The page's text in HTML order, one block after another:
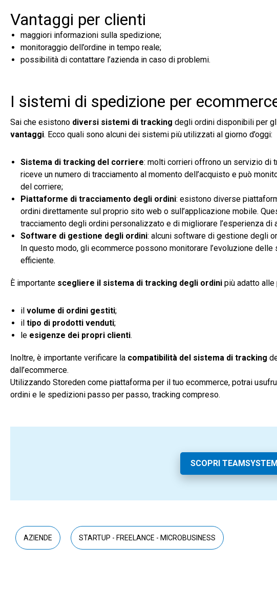
Vantaggi per clienti
maggiori informazioni sulla spedizione;
monitoraggio dell’ordine in tempo reale;
possibilità di contattare l’azienda in caso di problemi.
I sistemi di spedizione per
Sai che esistono diversi sistemi di tracking degli ordini disponibili per
vantaggi. Ecco quali sono alcuni dei sistemi più utilizzati al giorno d’oggi:
Sistema di tracking del corriere: molti corrieri offrono un servizio di
riceve un numero di tracciamento al momento dell’acquisto e può
del corriere;
Piattaforme di tracciamento degli ordini: esistono diverse
ordini direttamente sul proprio sito web o sull’applicazione mobile.
tracciamento degli ordini personalizzato e di migliorare l’esperienza di
Software di gestione degli ordini: alcuni software di gestione degli
In questo modo, gli ecommerce possono monitorare l’evoluzione
efficiente.
È importante scegliere il sistema di tracking degli ordini più adatto alle
il volume di ordini gestiti;
il tipo di prodotti venduti;
le esigenze dei propri clienti.
Inoltre, è importante verificare la compatibilità del sistema di tracking
dall’ecommerce.
Utilizzando Storeden come piattaforma per il tuo ecommerce, potrai
ordini e le spedizioni passo per passo, tracking compreso.
SCOPRI
AZIENDE STARTUP - FREELANCE - MICROBUSINESS